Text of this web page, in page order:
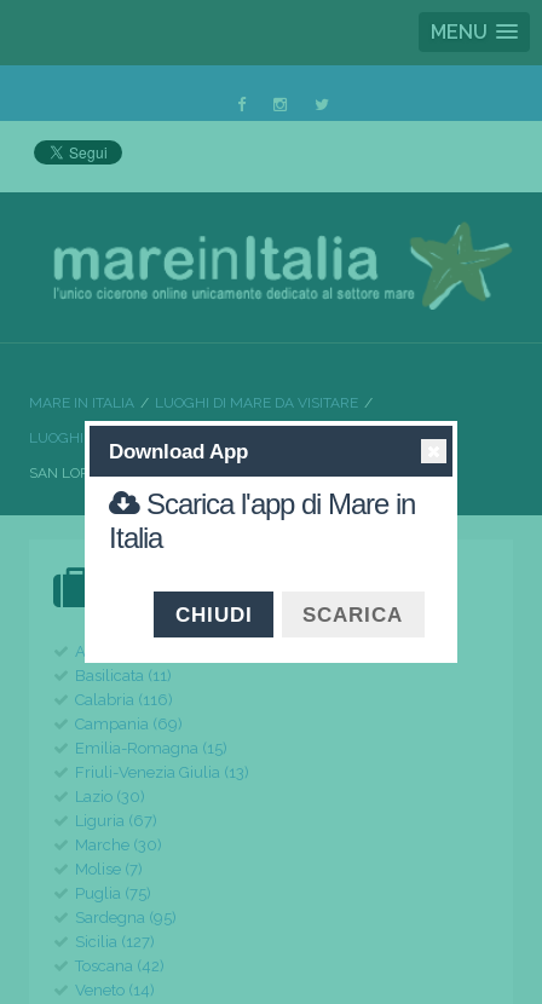
MENU
MARE IN ITALIA LUOGHI DI MARE DA VISITARE
LUOGHI DI MARE DA VISITARE CALABRIA
SAN LORENZO QUANDO L’OSPITALITÀ È DI CASA
Abruzzo (24)
Basilicata (11)
Calabria (116)
Campania (69)
Emilia-Romagna (15)
Friuli-Venezia Giulia (13)
Lazio (30)
Liguria (67)
Marche (30)
Molise (7)
Puglia (75)
Sardegna (95)
Sicilia (127)
Toscana (42)
Veneto (14)
Download App
Scarica l'app di Mare in
Italia
CHIUDI SCARICA